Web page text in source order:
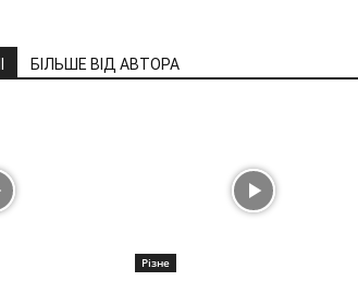
БІЛЬШЕ ВІД АВТОРА
Різне